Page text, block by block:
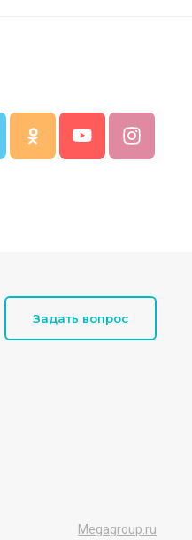
Задать вопрос
Megagroup.ru